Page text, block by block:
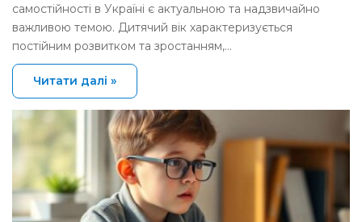
самостійності в Україні є актуальною та надзвичайно
важливою темою. Дитячий вік характеризується
постійним розвитком та зростанням,…
Читати далі »